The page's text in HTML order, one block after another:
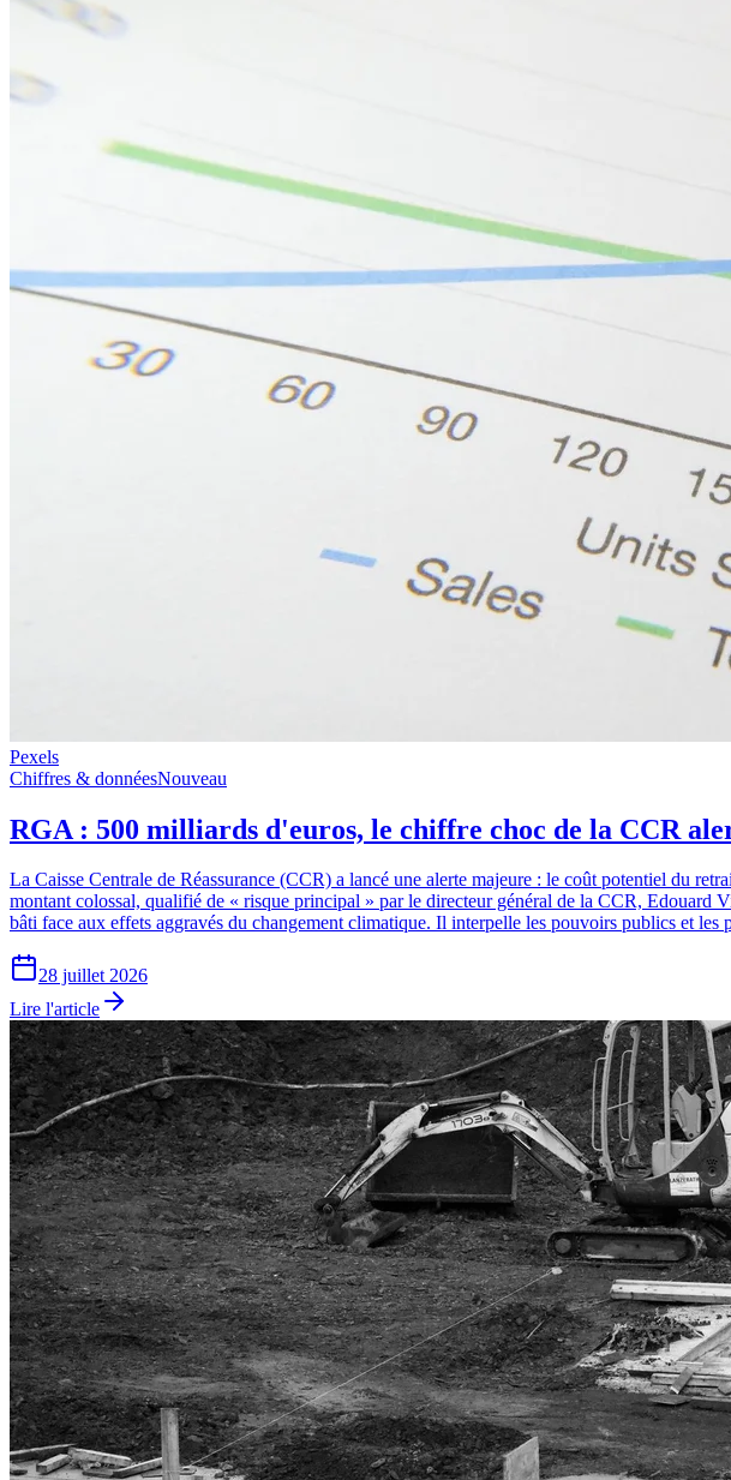
Pexels
Chiffres & donnéesNouveau
RGA : 500 milliards d'euros, le chiffre choc de la CCR
La Caisse Centrale de Réassurance (CCR) a lancé une alerte majeure : le coût potentiel du
montant colossal, qualifié de « risque principal » par le directeur général de la CCR, Edouard
bâti face aux effets aggravés du changement climatique. Il interpelle les pouvoirs publics et
28 juillet 2026
Lire l'article